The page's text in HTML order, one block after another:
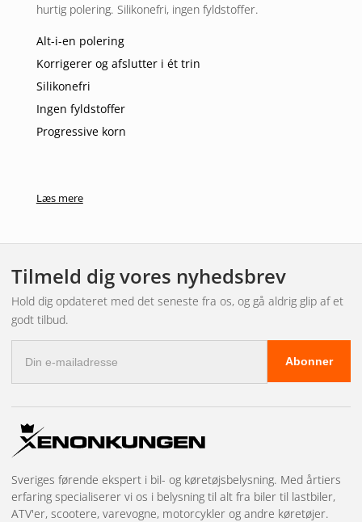
hurtig polering. Silikonefri, ingen fyldstoffer.
Alt-i-en polering
Korrigerer og afslutter i ét trin
Silikonefri
Ingen fyldstoffer
Progressive korn
Læs mere
Tilmeld dig vores nyhedsbrev
Hold dig opdateret med det seneste fra os, og gå aldrig glip af et
godt tilbud.
mail-
adresse
Abonner
Sveriges førende ekspert i bil- og køretøjsbelysning. Med årtiers
erfaring specialiserer vi os i belysning til alt fra biler til lastbiler,
ATV'er, scootere, varevogne, motorcykler og andre køretøjer.